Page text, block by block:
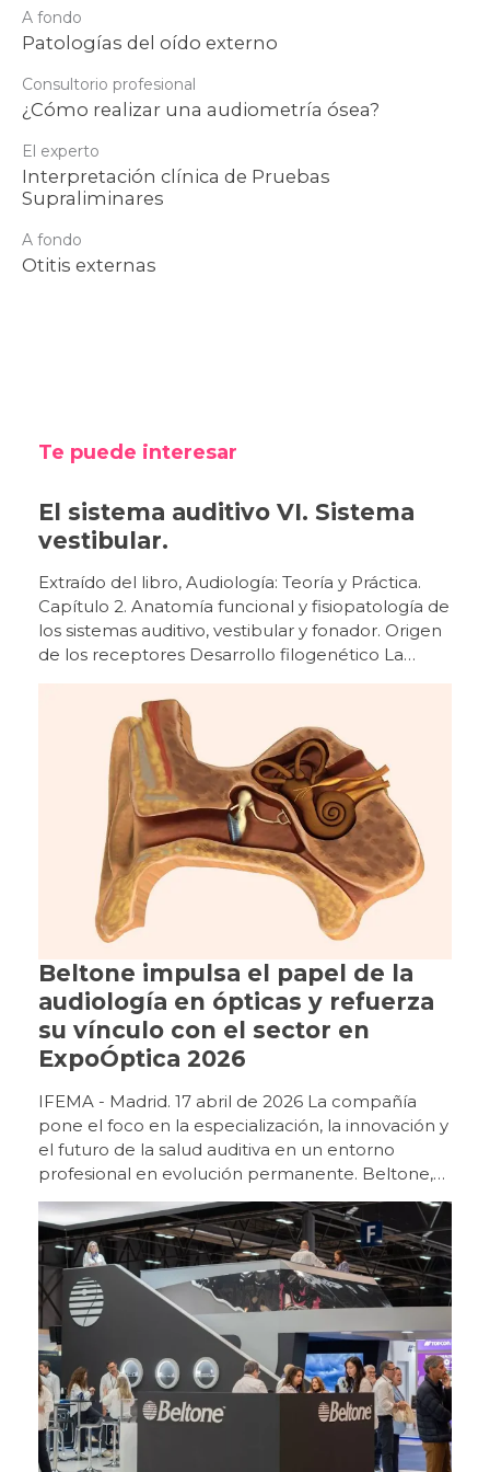
A fondo
Patologías del oído externo
Consultorio profesional
¿Cómo realizar una audiometría ósea?
El experto
Interpretación clínica de Pruebas
Supraliminares
A fondo
Otitis externas
Te puede interesar
El sistema auditivo VI. Sistema
vestibular.
Extraído del libro, Audiología: Teoría y Práctica. Capítulo 2. Anatomía funcional y fisiopatología de los sistemas auditivo, vestibular y fonador. Origen de los receptores Desarrollo filogenético La percepción de la aceleración lineal y angular por los distintos receptores vestibulares permite que todas las especies animales que los poseen puedan orientarse en el espacio terrestre, aéreo y acuático de nuestro planeta. Esencialmente, desde que surgió la función del equilibrio en los primitivos organismos animales prehistóricos ha permanecido sin cambios hasta la actualidad, aunque morfológicamente los órganos sensoriales se han ido especializando y evolucionando según las diversas especies. El más simple es el estatocisto, consistente en una invaginación de la superficie animal (medusa, esponja) con líquido en su interior y una partícula calcárea que hace presión y desplaza los cilios de las células receptoras (localizadas en una región de la pared, similar a la mácula del sáculo). En función de la fuerza de la gravedad que se ejerce sobre dichas células, estos organismos mantienen una orientación espacial con sentido y dirección vertical. Posteriormente, en algunos moluscos, como el pulpo y la sepia, surgieron las primeras crestas, además del estatocisto, lo que permitió responder a movimientos de aceleración angular, con presencia de nistagmo. La complejidad del laberinto posterior progresa en un grupo de vertebrados con la aparición de los primeros conductos semicirculares verticales y con el cierre de la invaginación del estatocisto, formando una vesícula aislada en el interior, con líquido de producción endógena (endolinfa). La lamprea alcanza una estructura de canales anterior y posterior (con dilataciones bullosas, las ampollas, cada una con un primitivo receptor en forma de cresta), comunicados por un saco bilobulado con mácula sacular y utricular separadas, donde se localizan las células sensoriales. La aparición del canal semicircular horizontal en los primeros peces óseos y cartilaginosos (con mandíbula) permitió un mayor control del espacio tridimensional. A partir del máximo desarrollo de dichas estructuras vestibulares en los peces modernos (hace 100 millones de años), se ha llegado al más alto grado de perfección morfofuncional del órgano del equilibrio. En los vertebrados superiores, las vías nerviosas vestibulares centrales son cada vez más complejas debido a un desarrollo paralelo de aquellos sistemas aferentes que intervienen para mantener el equilibrio. Desarrollo ontogenético En un embrión humano de 19 a 21 días (2 mm de longitud corono- caudal), en el ectodermo superficial de la porción cefálica a la altura del rombo encéfalo, se diferencian las primitivas células que forman la placoda ótica. Tras su invaginación (fosa ótica), la separación de la superficie dará origen al otocisto o vesícula ótica (28 días). A partir de su porción dorsal derivarán las diferentes partes del sistema vestibular (laberinto posterior) y desde su porción ventral surgirán las estructuras de la cóclea (laberinto anterior). Hacia la quinta semana (embrión de 8-9 mm) se forman unos pliegues en la pared del otocisto que corresponderán a los receptores vestibulares. Estos se identifican como sáculo, utrículo y los tres conductos semicirculares (a las 6,5 semanas, 14 mm). En la décima semana (50 mm) todo el laberinto membranoso es muy evidente y se forma a su alrededor un modelo cartilaginoso a partir de la cápsula ótica mesenquimal (Sadler, 2012; Suárez y cols., 2007). Origen de las vías vestibulares centrales Desarrollo filogenético En los vertebrados superiores, las vías nerviosas vestibulares centrales son cada vez más complejas debido a un desarrollo paralelo de aquellos sistemas aferentes que intervienen para mantener el equilibrio (visión y propiocepción), cuyas respectivas vías nerviosas interactúan con la vestibular. La organización de los núcleos vestibulares supraespinales, integrados en la formación reticular, se empieza a observar en la lamprea, con dos agrupaciones neuronales (núcleos dorsal y ventral). A partir de los peces teleósteos se identifican cuatro agrupaciones que van aumentando en el número de células en los vertebrados superiores. Las conexiones vestíbulo-espinales son necesarias para el mantenimiento de la orientación corporal en los vertebrados primitivos. Cuando se incorporan funciones más complejas en animales más evolucionados, aparecen conexiones vestíbulo-cerebelosas y vestíbulo-oculares, siendo menos relevantes las vestíbulo-espinales (Bartual y Pérez, 1998). Desarrollo ontogenético A partir del primitivo ganglio estatoacústico-facial (embrión humano de 28 días), derivado de la porción ventral del otocisto y alojado en la mesénquima circundante, se diferencia (décima semana) el ganglio espiral (situado cerca del receptor auditivo en la cóclea) y el ganglio vestibular o de Scarpa (próximo al conducto auditivo interno). En estas primitivas neuronas ganglionares van apareciendo unas delgadas prolongaciones citoplasmáticas en polos opuestos de las células. La prolongación periférica (dendrita) se dirige hacia las respectivas regiones del laberinto membranoso, donde se localizarán los órganos sensoriales. La prolongación central (axón) se dirige a regiones del rombo encéfalo donde, a medida que progrese el desarrollo del sistema nervioso central, se diferenciarán las neuronas que constituirán los futuros núcleos vestibulares. Los órganos sensoriales vestibulares alcanzan una maduración con aspecto semejante al adulto hacia la vigésimo tercera semana de gestación. Entre la decimoprimera y la decimotercera semana, cuando se empiezan a diferenciar las células sensoriales en los epitelios de las regiones que corresponderán a las máculas y crestas ampulares, también se pueden identificar terminaciones nerviosas aferentes y eferentes, que se distribuyen por dicho epitelio y establecen algunas sinapsis. Los órganos sensoriales vestibulares alcanzan una maduración con aspecto semejante al adulto hacia la vigésimo tercera semana (Bartual y Pérez, 1998; Suárez y cols., 2007). Malformaciones del sistema vestibular Las malformaciones del oído interno que afectan a los conductos semicirculares y al acueducto del vestíbulo, son las que suelen causar vértigos en la infancia. Sin embargo, la malformación más frecuente, la dilatación del conducto semicircular horizontal, es raro que se asocie con un trastorno del equilibrio. Los casos de agenesia de los conductos semicirculares son poco frecuentes y suelen ocasionar un trastorno en la marcha. Las malformaciones del oído interno que afectan a los conductos semicirculares y al acueducto del vestíbulo, son las que suelen causar vértigos en la infancia. Anatomía del aparato vestibular periférico Figura 13Receptores sensoriales del equilibrio El sistema vestibular está constituido por el aparato vestibular (contenido dentro del oído interno, donde se encuentran los órganos receptores sensoriales periféricos) y por las vías vestibulares o vías nerviosas sensoriales centrales (aferente y eferente). Vestíbulo En el interior del vestíbulo del laberinto óseo se distinguen el utrículo y el sáculo del laberinto membranoso. Estos se comunican entre sí por el conducto utrículo-sacular, del que parte el conducto endolinfático (alojado en el acueducto vestibular) que acaba en el saco endolinfático situado en el espacio subdural de la cavidad craneal, al nivel de la cara posterior del peñasco. Las máculas sacular y utricular son órganos receptores integrados por células de soporte y células receptoras sensoriales ciliadas recubiertas por una membrana horizontal, con componentes mucopolisacáridos, sobre la que hay una serie de cristales de carbonato cálcico u otolitos. En las máculas utricular y sacular existe una línea imaginaria, la estriola, donde se organizan los manojos de células ciliares a ambos lados y con polarizaciones opuestas. El utrículo es una cavidad conectada a los conductos semicirculares. En el plano horizontal y en su parte anterior, se ubica la mácula (órgano otolítico), pequeña vesícula, aplanada transversalmente y adherida a la fosita semiovoidea, donde se sitúan las células sensoriales o ciliares. Estas son semejantes a las de las ampollas de los conductos semicirculares (con estereocilios y un kinocilio) y con la misma actividad eléctrica. La mácula del utrículo, al estar colocada en el suelo, tiene una orientación horizontal, captando las lateralizaciones hacia los lados, o las inclinaciones de la cabeza y sus desplazamientos lineales hacia atrás y hacia delante. El sáculo está situado por debajo del utrículo, es una pequeña vesícula redondeada adherida a la fosita hemisférica. Al nivel de esta fosita se encuentra la mácula del sáculo. En las máculas utricular y sacular existe una línea imaginaria (estriola) donde se organizan los manojos de células ciliares a ambos lados y con polarizaciones opuestas. Los estereocilios, están inmersos en una sustancia gelatinosa, la membrana otolítica, que soporta concreciones calcáreas (carbonato cálcico), los otolitos o estatoconias. Estos ejercen una acción gravitacional sobre el conjunto de estereocilios y de la sustancia gelatinosa. Los otolitos están anclados en la masa gelatinosa mediante fibras de colágeno, pero pueden desprenderse y disolverse por el espacio endolinfático (Bartual y Pérez, 1998; Suárez y cols., 2007; Williams, 1998). Conductos semicirculares En el interior de los tres conductos semicirculares óseos se encuentran los membranosos, que comunican con el utrículo alojado en el vestíbulo óseo. Están dispuestos en ángulo recto uno respecto al otro, en los tres planos del espacio: los dos de posición vertical son los conductos semicirculares anterior y posterior, y el horizontal, es el conducto semicircular lateral. Tal posición hace posible que
Beltone impulsa el papel de la
audiología en ópticas y refuerza
su vínculo con el sector en
ExpoÓptica 2026
IFEMA - Madrid. 17 abril de 2026 La compañía
pone el foco en la especialización, la innovación y
el futuro de la salud auditiva en un entorno
profesional en evolución permanente. Beltone,
marca de Grupo GN, ha reforzado su
posicionamiento en ExpoÓptica 2026 como uno
de los principales impulsores de la audiología
dentro del entorno óptico, en un momento clave
para la evolución del sector. La feria, celebrada
en IFEMA Madrid, ha vuelto a reunir, en la edición
de 2026, a un perfil de visitante cualificado y ha
evidenciado el creciente protagonismo de la
audiología como línea estratégica para las
ópticas. Una propuesta experiencial para un
mercado en transformación El stand de Beltone
ha destacado por su planteamiento conceptual,